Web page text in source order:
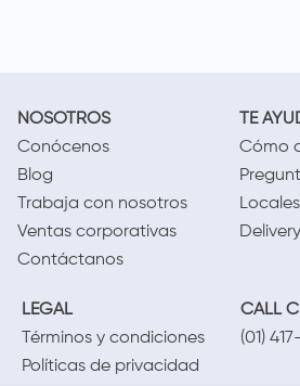
NOSOTROS
Conócenos
Blog
Trabaja con nosotros
Ventas corporativas
Contáctanos
TE
Cómo
Locales
Delivery
LEGAL
Términos y condiciones
Políticas de privacidad
CALL
(01)